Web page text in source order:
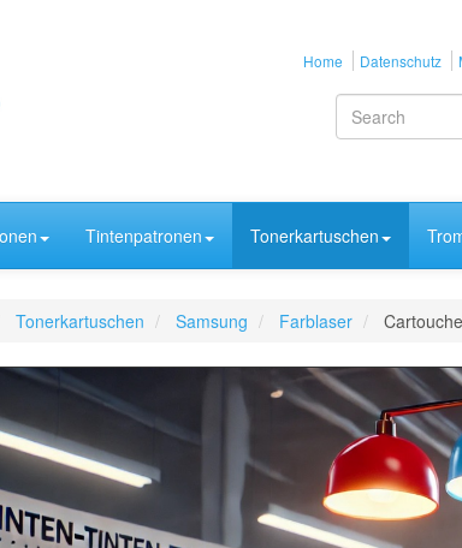
Home Datenschutz
Tintenpatronen Tonerkartuschen
Tonerkartuschen Samsung Farblaser